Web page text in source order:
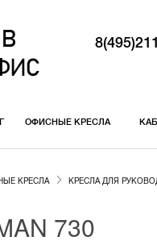
ОФИСНЫЕ КРЕСЛА
КРЕСЛА КРЕСЛА ДЛЯ
730